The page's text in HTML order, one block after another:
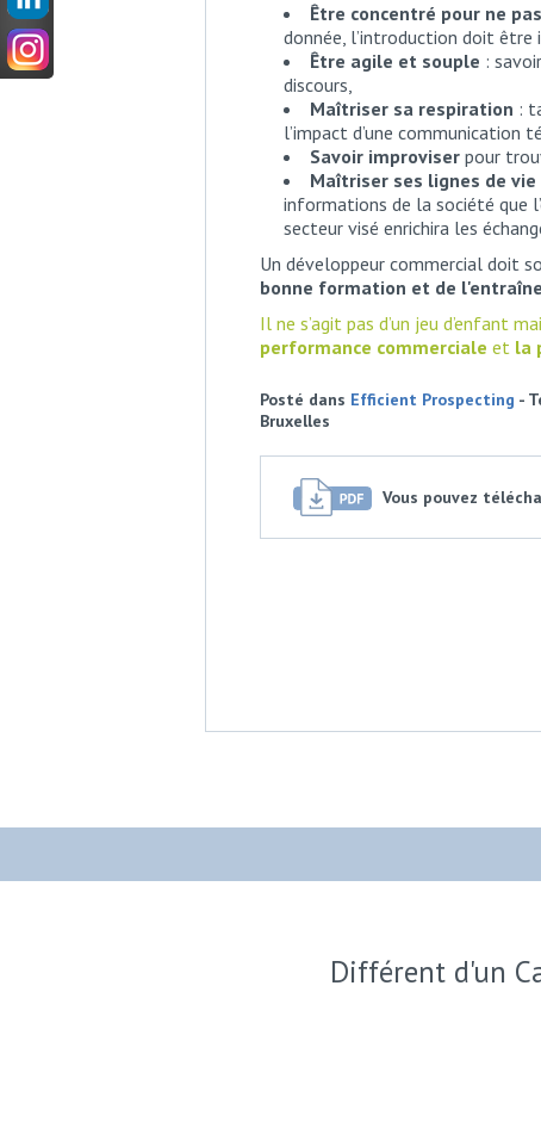
Être concentré pour ne
donnée, l’introduction doit être
Être agile et souple :
discours,
Maîtriser sa respiration :
l’impact d’une communication
Savoir improviser pour
Maîtriser ses lignes de
informations de la société que
secteur visé enrichira les
Un développeur commercial doit
bonne formation et de
Il ne s’agit pas d’un jeu d’enfant
performance commerciale et la
Posté dans Efficient Prospecting -
Bruxelles
Vous pouvez
Différent d'un